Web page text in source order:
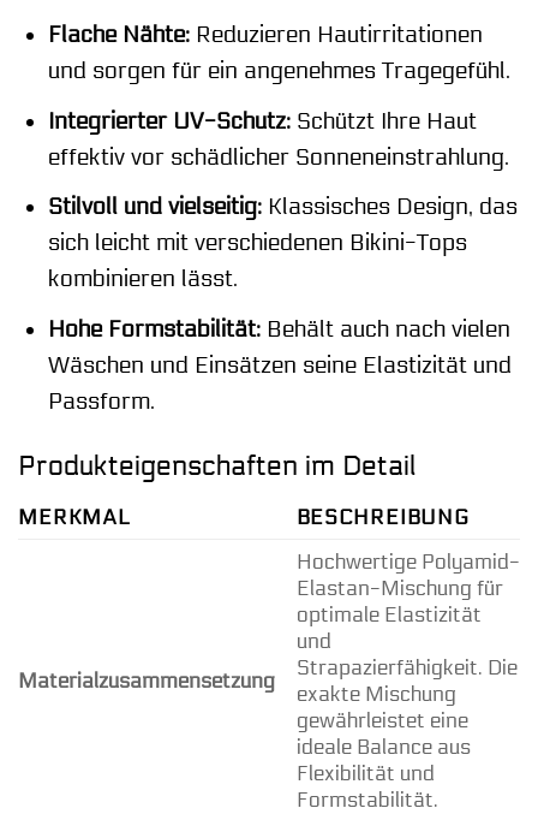
Flache Nähte:Reduzieren Hautirritationen
und sorgen für ein angenehmes Tragegefühl.
Integrierter UV-Schutz:Schützt Ihre Haut
effektiv vor schädlicher Sonneneinstrahlung.
Stilvoll und vielseitig:Klassisches Design, das
sich leicht mit verschiedenen Bikini-Tops
kombinieren lässt.
Hohe Formstabilität:Behält auch nach vielen
Wäschen und Einsätzen seine Elastizität und
Passform.
Produkteigenschaften im Detail
MERKMAL BESCHREIBUNG
Materialzusammensetzung
Hochwertige Polyamid-
Elastan-Mischung für
optimale Elastizität
und
Strapazierfähigkeit. Die
exakte Mischung
gewährleistet eine
ideale Balance aus
Flexibilität und
Formstabilität.